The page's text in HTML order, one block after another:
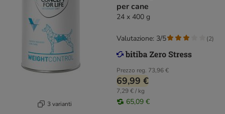
3 varianti
per cane
24 x 400 g
Prezzo reg. 73,96 €
69,99 €
7,29 € / kg
65,09 €
Valutazione: 3/5 (2)